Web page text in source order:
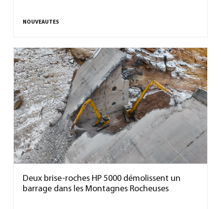
NOUVEAUTES
Deux brise-roches HP 5000 démolissent un
barrage dans les Montagnes Rocheuses